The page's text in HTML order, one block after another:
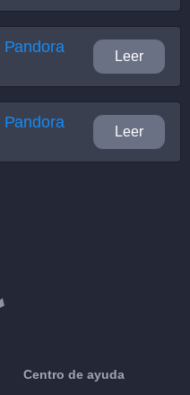
Pandora
Leer
Pandora
Leer
Centro de ayuda